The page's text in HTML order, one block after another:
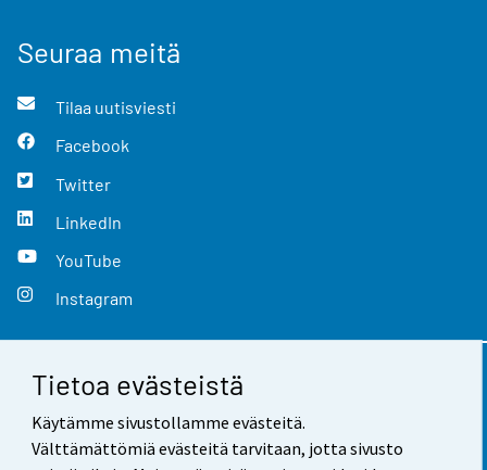
Tietoa evästeistä
Käytämme sivustollamme evästeitä.
Välttämättömiä evästeitä tarvitaan, jotta sivusto
Seuraa meitä
Tilaa uutisviesti
Facebook
Twitter
LinkedIn
YouTube
Instagram
Yhteystiedot
Palaute